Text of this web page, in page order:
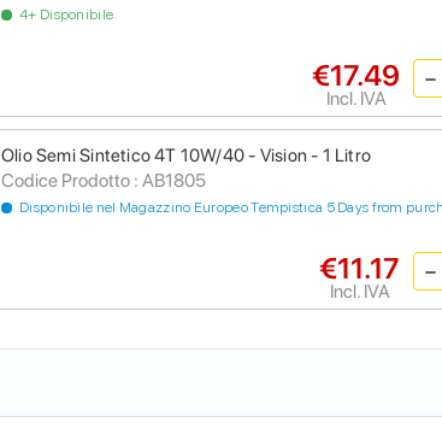
4+ Disponibile
€17.49
Incl. IVA
Olio Semi Sintetico 4T 10W/40 - Vision - 1 Litro
Codice Prodotto : AB1805
Disponibile nel Magazzino Europeo Tempistica 5 Days from
€11.17
Incl. IVA